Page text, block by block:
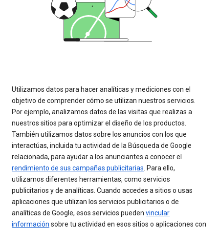
Utilizamos datos para hacer analíticas y mediciones con el
objetivo de comprender cómo se utilizan nuestros servicios.
Por ejemplo, analizamos datos de las visitas que realizas a
nuestros sitios para optimizar el diseño de los productos.
También utilizamos datos sobre los anuncios con los que
interactúas, incluida tu actividad de la Búsqueda de Google
relacionada, para ayudar a los anunciantes a conocer el
rendimiento de sus campañas publicitarias. Para ello,
utilizamos diferentes herramientas, como servicios
publicitarios y de analíticas. Cuando accedes a sitios o usas
aplicaciones que utilizan los servicios publicitarios o de
analíticas de Google, esos servicios pueden vincular
información sobre tu actividad en esos sitios o aplicaciones con